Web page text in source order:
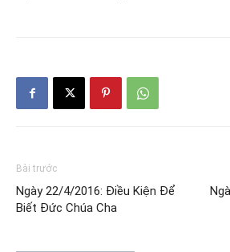
Bài trước
Ngày 22/4/2016: Điều Kiện Để
Biết Đức Chúa Cha